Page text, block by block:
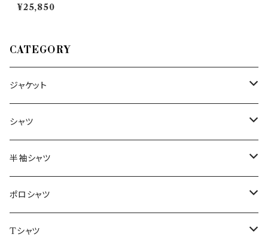
O90B00 O741U 6113 25702
¥25,850
CATEGORY
ジャケット
～44/S
46/M
48/L
50/XL～
シャツ
～44/S
46/M
48/L
半袖シャツ
～44/S
46/M
ポロシャツ
～44/S
Tシャツ